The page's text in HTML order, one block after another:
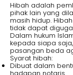
Hibah adalah
pihak lain yang
masih hidup.
tidak dapat
Dalam hukum
kepada siapa
pasangan beda
Syarat hibah:
Dibuat dalam